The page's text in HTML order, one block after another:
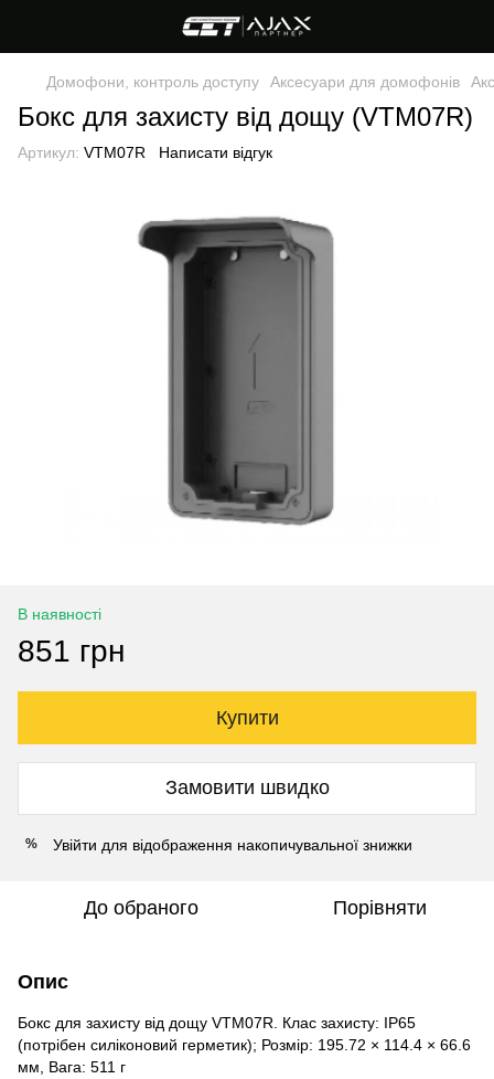
Домофони, контроль доступу Аксесуари для домофонів
Бокс для захисту від дощу (VTM07R)
Артикул: VTM07R Написати відгук
В наявності
851 грн
Купити
Замовити швидко
% Увійти для відображення накопичувальної знижки
До обраного Порівняти
Опис
Бокс для захисту від дощу VTM07R. Клас захисту: IP65
(потрібен силіконовий герметик); Розмір: 195.72 × 114.4 × 66.6
мм, Вага: 511 г